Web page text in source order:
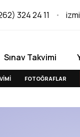
324 24 11
Sınav Takvimi
FOTOĞRAFLAR